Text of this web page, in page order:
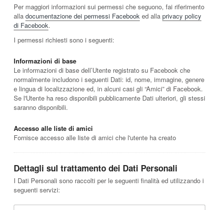
Per maggiori informazioni sui permessi che seguono, fai riferimento
alla documentazione dei permessi Facebook ed alla privacy policy
di Facebook.
I permessi richiesti sono i seguenti:
Informazioni di base
Le informazioni di base dell’Utente registrato su Facebook che
normalmente includono i seguenti Dati: id, nome, immagine, genere
e lingua di localizzazione ed, in alcuni casi gli “Amici” di Facebook.
Se l'Utente ha reso disponibili pubblicamente Dati ulteriori, gli stessi
saranno disponibili.
Accesso alle liste di amici
Fornisce accesso alle liste di amici che l'utente ha creato
Dettagli sul trattamento dei Dati Personali
I Dati Personali sono raccolti per le seguenti finalità ed utilizzando i
seguenti servizi: